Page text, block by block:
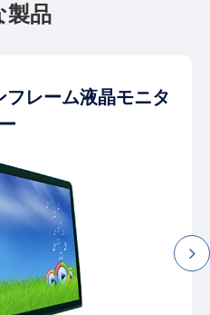
製品
レーム液晶モニタ
ー